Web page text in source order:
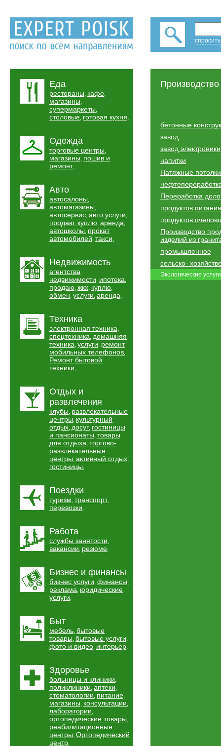
Еда
рестораны, кафе,
магазины,
супермаркеты,
столовые, готовая кухня,
Одежда
торговые центры,
магазины, пошив и
ремонт,
Авто
автосалоны,
автомагазины,
автосервис, авто услуги,
продаю, куплю, аренда,
автошколы, прокат
автомобилей, такси,
Недвижимость
агентства
недвижимости, ипотека,
продаю, жкх, куплю,
обмен, услуги, аренда,
Техника
электронная техника,
спецтехника, домашняя
техника, услуги, ремонт
мобильных телефонов,
Ремонт бытовой
техники,
Отдых и
развлечения
клубы, развлекательные
центры, культурный
отдых, досуг, гостиницы
и пансионаты, товары
для отдыха, торгово-
развлекательные
центры, активный отдых,
гостиницы,
Поездки
туризм, транспорт,
перевозки,
Работа
службы занятости,
вакансии, резюме,
Бизнес и финансы
бизнес услуги, финансы,
реклама, юридические
услуги,
Быт
мебель, бытовые
товары, бытовые услуги,
фото и видео, интерьер,
Здоровье
больницы и клиники,
поликлиники, аптеки,
стоматологии, питание,
магазины, консультации,
лаборатории,
ортопедические товары,
реабилитационные
центры, Ортопедический
центр,
Производство
бетонные
завод
завод электроники
напитки
Натяжные потолки
Переработка
продуктов питания
продуктов
Производство
изделий из
промышленное
сельско-
Экологические услуги